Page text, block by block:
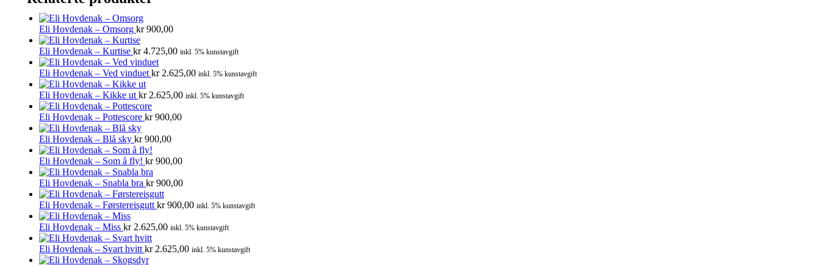
Eli Hovdenak – Omsorg kr900,00
Eli Hovdenak – Kurtise kr4.725,00 inkl. 5% kunstavgift
Eli Hovdenak – Ved vinduet kr2.625,00 inkl. 5% kunstavgift
Eli Hovdenak – Kikke ut kr2.625,00 inkl. 5% kunstavgift
Eli Hovdenak – Pottescore kr900,00
Eli Hovdenak – Blå sky kr900,00
Eli Hovdenak – Som å fly! kr900,00
Eli Hovdenak – Snabla bra kr900,00
Eli Hovdenak – Førstereisgutt kr900,00 inkl. 5% kunstavgift
Eli Hovdenak – Miss kr2.625,00 inkl. 5% kunstavgift
Eli Hovdenak – Svart hvitt kr2.625,00 inkl. 5% kunstavgift